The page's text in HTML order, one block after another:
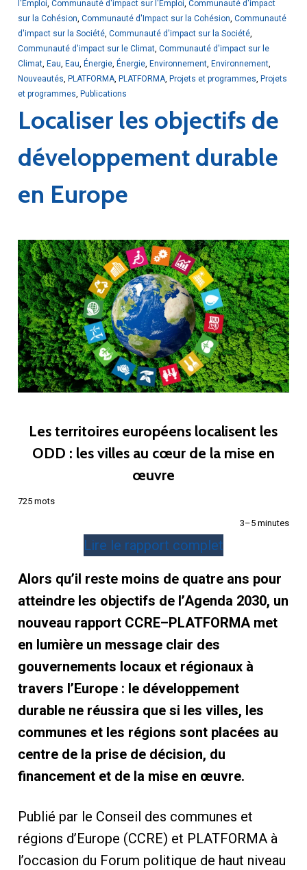
l'Emploi, Communauté d'impact sur l'Emploi, Communauté d'impact
sur la Cohésion, Communauté d'Impact sur la Cohésion, Communauté
d'impact sur la Société, Communauté d'impact sur la Société,
Communauté d'impact sur le Climat, Communauté d'impact sur le
Climat, Eau, Eau, Énergie, Énergie, Environnement, Environnement,
Nouveautés, PLATFORMA, PLATFORMA, Projets et programmes, Projets
et programmes, Publications
Localiser les objectifs de
développement durable
en Europe
Les territoires européens localisent les
ODD : les villes au cœur de la mise en
œuvre
725 mots
3–5 minutes
Lire le rapport complet
Alors qu’il reste moins de quatre ans pour
atteindre les objectifs de l’Agenda 2030, un
nouveau rapport CCRE–PLATFORMA met
en lumière un message clair des
gouvernements locaux et régionaux à
travers l’Europe : le développement
durable ne réussira que si les villes, les
communes et les régions sont placées au
centre de la prise de décision, du
financement et de la mise en œuvre.
Publié par le Conseil des communes et
régions d’Europe (CCRE) et PLATFORMA à
l’occasion du Forum politique de haut niveau